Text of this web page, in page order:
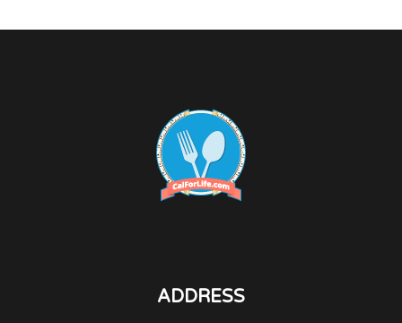
ADDRESS